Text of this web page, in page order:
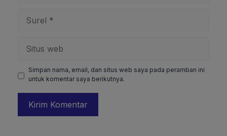
web
Simpan nama, email, dan situs web saya pada peramban ini
untuk komentar saya berikutnya.